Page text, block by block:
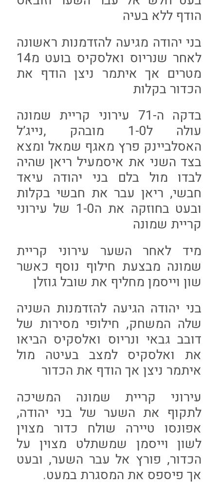
הודף ללא בעיה
בני יהודה מגיעה להזדמנות ראשונה
לאחר שנריוס ואלסקיס בועט מ14
מטרים אך איתמר ניצן הודף את
הכדור בקלות
בדקה ה-71 עירוני קריית שמונה
עולה ל1-0 מובהק ,נייג’ל
האסלביינק פרץ מאגף שמאל ומצא
בצד השני את איסמעיל ריאן שהיה
לבדו מול בלם בני יהודה עיאד
חבשי, ריאן עבר את חבשי בקלות
ובעט בחוזקה את ה1-0 של עירוני
קריית שמונה
מיד לאחר השער עירוני קריית
שמונה מבצעת חילוף נוסף כאשר
שון וייסמן מחליף את שובל גוזלן
בני יהודה הגיעה להזדמנות השניה
שלה המשחק, חילופי מסירות של
דובב גבאי ונריוס ואלסקיס הביאו
את ואלסקיס למצב בעיטה מול
איתמר ניצן אך הודף את הכדור
עירוני קריית שמונה המשיכה
לתקוף את השער של בני יהודה,
אפונסו טיירה שולח כדור מצוין
לשון וייסמן שמשתלט מצוין על
הכדור, פורץ אל עבר השער, ובעט
אך פיספס את המסגרת במעט.